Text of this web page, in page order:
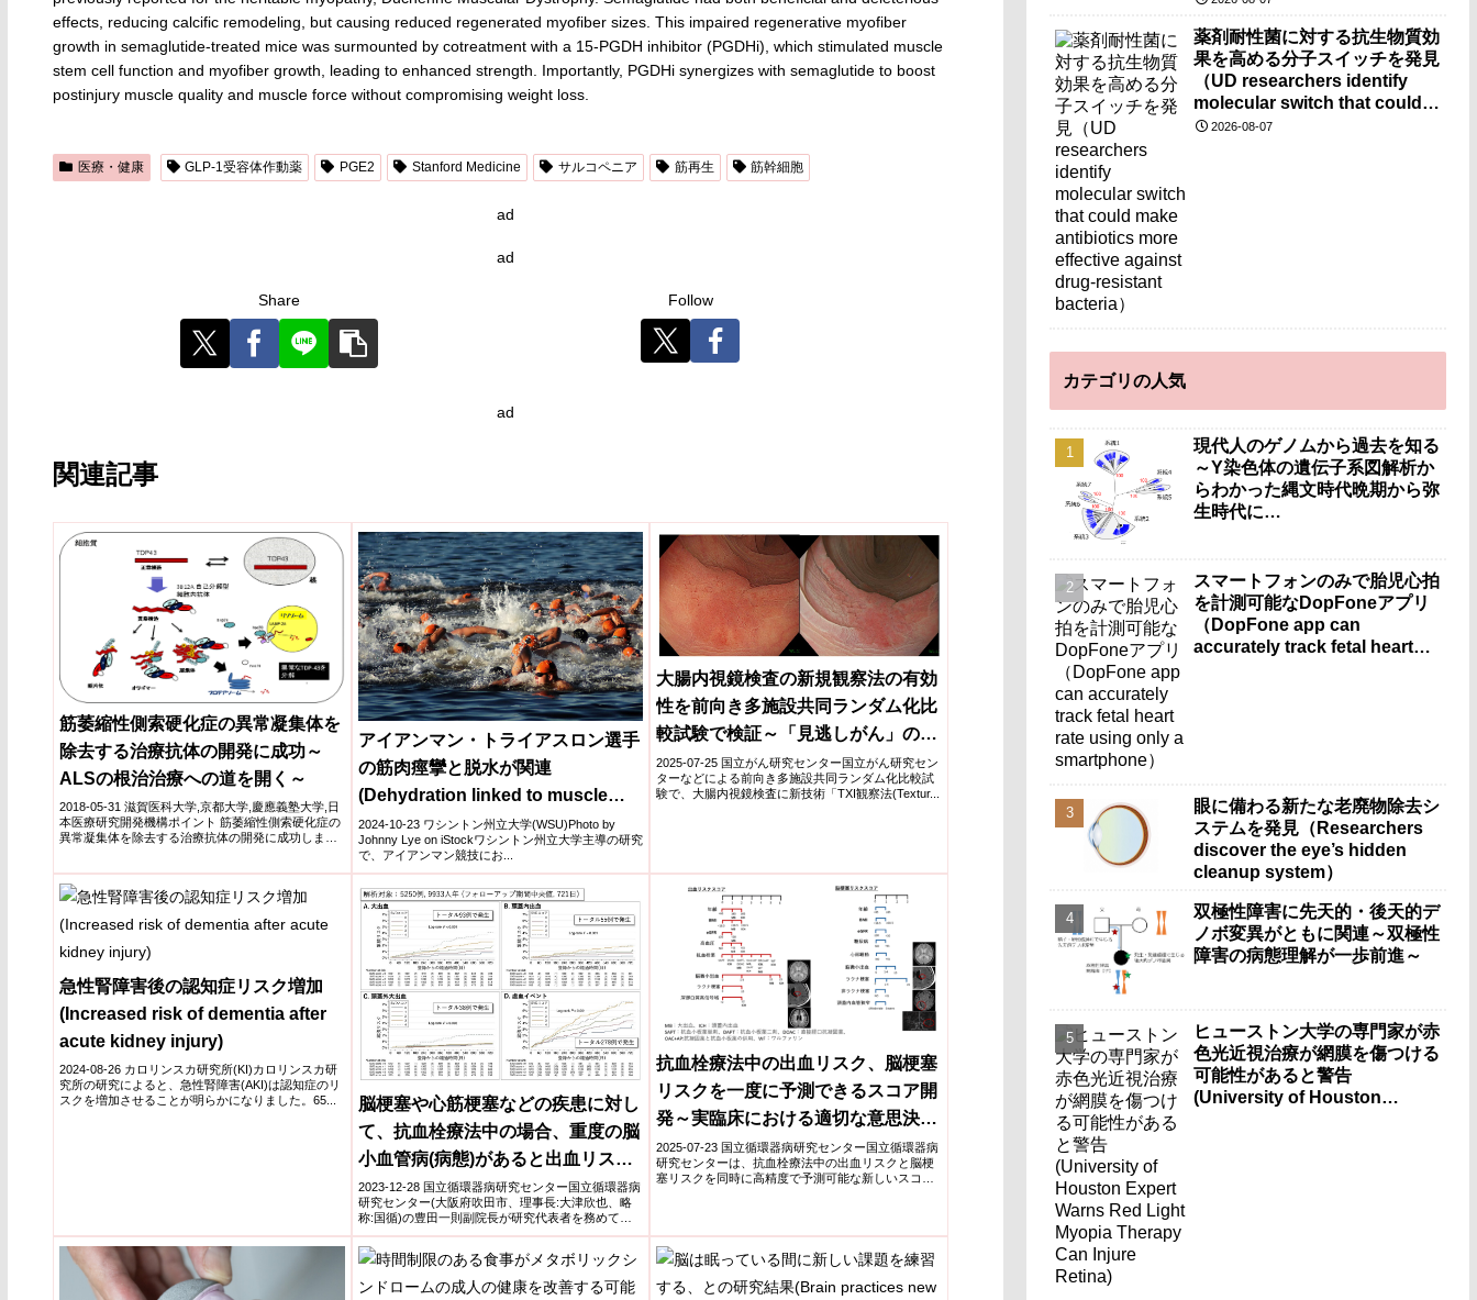
effects, reducing calcific remodeling, but causing reduced regenerated myofiber sizes. This impaired regenerative myofiber
growth in semaglutide-treated mice was surmounted by cotreatment with a 15-PGDH inhibitor (PGDHi), which stimulated muscle
stem cell function and myofiber growth, leading to enhanced strength. Importantly, PGDHi synergizes with semaglutide to boost
postinjury muscle quality and muscle force without compromising weight loss.
医療・健康 GLP-1受容体作動薬 PGE2 Stanford Medicine サルコペニア 筋再生 筋幹細胞
ad
ad
Share Follow
ad
関連記事
筋萎縮性側索硬化症の異常凝集体を
除去する治療抗体の開発に成功～
ALSの根治治療への道を開く～
2018-05-31 滋賀医科大学,京都大学,慶應義塾大学,日
本医療研究開発機構ポイント 筋萎縮性側索硬化症の
異常凝集体を除去する治療抗体の開発に成功しまし
アイアンマン・トライアスロン選手
の筋肉痙攣と脱水が関連
(Dehydration linked to muscle
cramps in IRONMAN triathletes)
2024-10-23 ワシントン州立大学(WSU)Photo by
Johnny Lye on iStockワシントン州立大学主導の研究
で、アイアンマン競技にお...
大腸内視鏡検査の新規観察法の有効
性を前向き多施設共同ランダム化比
較試験で検証～「見逃しがん」のリ
スクとなる平坦型病変の発見率改善
に期待～
2025-07-25 国立がん研究センター国立がん研究セン
ターなどによる前向き多施設共同ランダム化比較試
験で、大腸内視鏡検査に新技術「TXI観察法(Textur...
急性腎障害後の認知症リスク増加
(Increased risk of dementia after
acute kidney injury)
2024-08-26 カロリンスカ研究所(KI)カロリンスカ研
究所の研究によると、急性腎障害(AKI)は認知症のリ
スクを増加させることが明らかになりました。65...
脳梗塞や心筋梗塞などの疾患に対し
て、抗血栓療法中の場合、重度の脳
小血管病(病態)があると出血リスク
が増える:BAT2研究の主解析結果
2023-12-28 国立循環器病研究センター国立循環器病
研究センター(大阪府吹田市、理事長:大津欣也、略
称:国循)の豊田一則副院長が研究代表者を務めて国
内52...
抗血栓療法中の出血リスク、脳梗塞
リスクを一度に予測できるスコア開
発～実臨床における適切な意思決定
に役立つ可能性～
2025-07-23 国立循環器病研究センター国立循環器病
研究センターは、抗血栓療法中の出血リスクと脳梗
塞リスクを同時に高精度で予測可能な新しいスコア
薬剤耐性菌に対する抗生物質効
果を高める分子スイッチを発見
（UD researchers identify
molecular switch that could
make antibiotics more
2026-08-07
カテゴリの人気
現代人のゲノムから過去を知る
～Y染色体の遺伝子系図解析か
らわかった縄文時代晩期から弥
生時代に…
スマートフォンのみで胎児心拍
を計測可能なDopFoneアプリ
（DopFone app can
accurately track fetal heart
眼に備わる新たな老廃物除去シ
ステムを発見（Researchers
discover the eye’s hidden
cleanup system）
双極性障害に先天的・後天的デ
ノボ変異がともに関連～双極性
障害の病態理解が一歩前進～
ヒューストン大学の専門家が赤
色光近視治療が網膜を傷つける
可能性があると警告
(University of Houston